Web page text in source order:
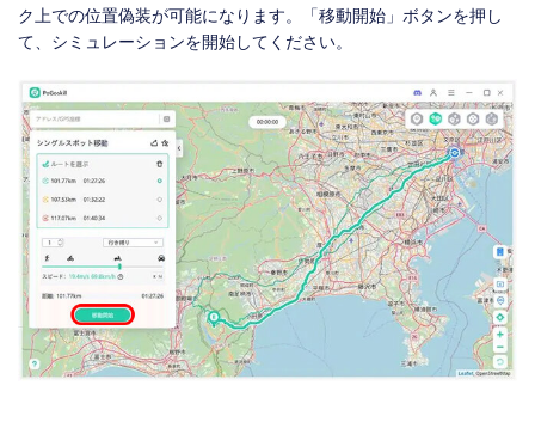
ク上での位置偽装が可能になります。「移動開始」ボタンを押し
て、シミュレーションを開始してください。